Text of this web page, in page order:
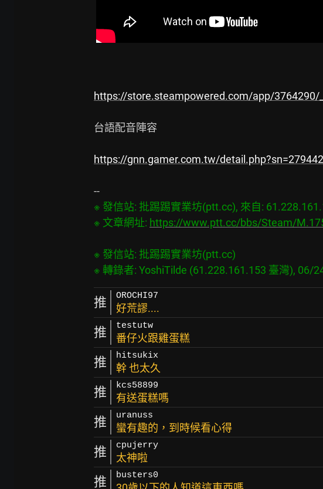
https://store.steampowered.com/app/3764290/
台語配音陣容
https://gnn.gamer.com.tw/detail.php?sn=279442
※ 發信站: 批踢踢實業坊(ptt.cc), 來自:
※ 文章網址: https://www.ptt.cc/bbs/Steam/
※ 發信站: 批踢踢實業坊(ptt.cc)
推 OROCHI97
好荒謬....
推 testutw
番仔火跟雞蛋糕
推 hitsukix
幹 也太久
推 kcs58899
有送蛋糕嗎
推 uranuss
蠻有趣的，到時候看心得
推 cpujerry
太神啦
推 busters0